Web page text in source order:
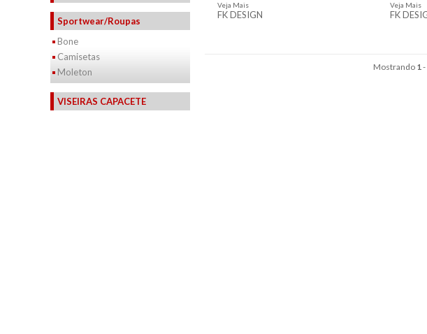
Sportwear/Roupas
Bone
Camisetas
Moleton
VISEIRAS CAPACETE
Veja Mais
FK DESIGN
Veja Mais
FK
Mostrando 1-